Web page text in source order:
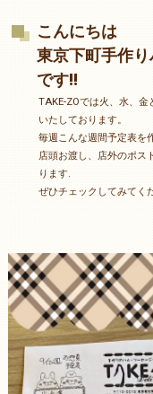
こんにちは
東京下町手作
です‼️
TAKE-ZOでは火、水、
いたしております。
毎週こんな週間予定表を
店頭お渡し、店外のポス
ります.
ぜひチェックしてみてく